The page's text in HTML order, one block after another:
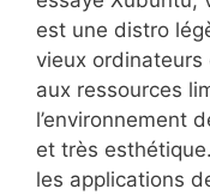
est une distro
vieux
aux ressources
l’environnement
et très
les applications